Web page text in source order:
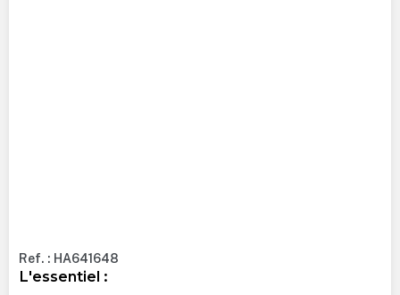
Ref. : HA641648
L'essentiel :